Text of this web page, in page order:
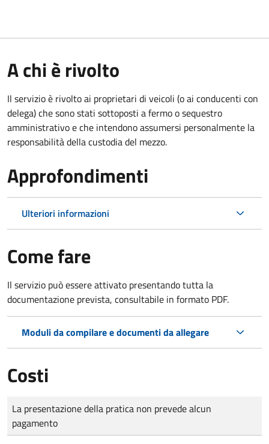
A chi è rivolto
Il servizio è rivolto ai proprietari di veicoli (o ai conducenti con
delega) che sono stati sottoposti a fermo o sequestro
amministrativo e che intendono assumersi personalmente la
responsabilità della custodia del mezzo.
Approfondimenti
Ulteriori informazioni
Come fare
Il servizio può essere attivato presentando tutta la
documentazione prevista, consultabile in formato PDF.
Moduli da compilare e documenti da allegare
Costi
Tipo di pagamento
Importo
La presentazione della pratica non prevede alcun
pagamento